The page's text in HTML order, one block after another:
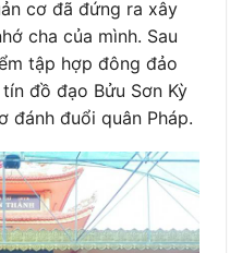
cơ đã đứng ra xây
cha của mình. Sau
tập hợp đông đảo
đồ đạo Bửu Sơn Kỳ
đánh đuổi quân Pháp.